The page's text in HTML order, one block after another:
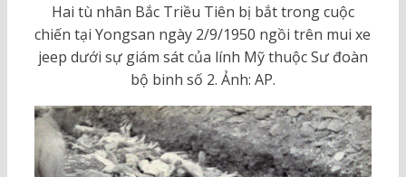
Hai tù nhân Bắc Triều Tiên bị bắt trong cuộc
chiến tại Yongsan ngày 2/9/1950 ngồi trên mui xe
jeep dưới sự giám sát của lính Mỹ thuộc Sư đoàn
bộ binh số 2. Ảnh: AP.